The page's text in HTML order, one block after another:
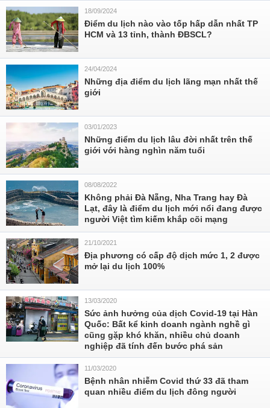
18/09/2024
Điểm du lịch nào vào tốp hấp dẫn nhất TP
HCM và 13 tỉnh, thành ĐBSCL?
24/04/2024
Những địa điểm du lịch lãng mạn nhất thế
giới
03/01/2023
Những điểm du lịch lâu đời nhất trên thế
giới với hàng nghìn năm tuổi
08/08/2022
Không phải Đà Nẵng, Nha Trang hay Đà
Lạt, đây là điểm du lịch mới nổi đang được
người Việt tìm kiếm khắp cõi mạng
21/10/2021
Địa phương có cấp độ dịch mức 1, 2 được
mở lại du lịch 100%
13/03/2020
Sức ảnh hưởng của dịch Covid-19 tại Hàn
Quốc: Bất kể kinh doanh ngành nghề gì
cũng gặp khó khăn, nhiều chủ doanh
nghiệp đã tính đến bước phá sản
11/03/2020
Bệnh nhân nhiễm Covid thứ 33 đã tham
quan nhiều điểm du lịch đông người